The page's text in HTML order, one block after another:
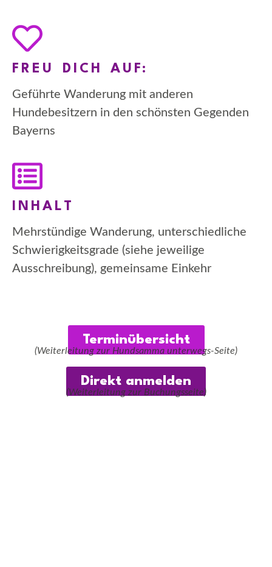
FREU DICH AUF:
Geführte Wanderung mit anderen
Hundebesitzern in den schönsten Gegenden
Bayerns
INHALT
Mehrstündige Wanderung, unterschiedliche
Schwierigkeitsgrade (siehe jeweilige
Ausschreibung), gemeinsame Einkehr
Terminübersicht
(Weiterleitung zur Hundsamma unterwegs-Seite)
Direkt anmelden
(Weiterleitung zur Buchungsseite)